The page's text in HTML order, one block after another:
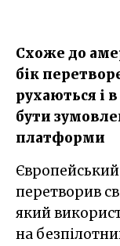
Схоже до
бік
рухаються і
бути
платформи
Європейський авіабудівний гігант Airbus
перетворив
який
на